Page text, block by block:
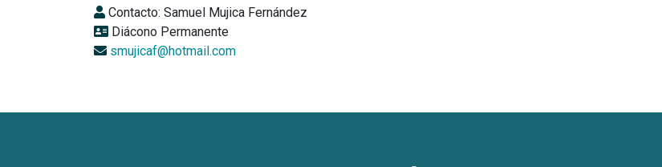
Contacto: Samuel Mujica Fernández
Diácono Permanente
smujicaf@hotmail.com